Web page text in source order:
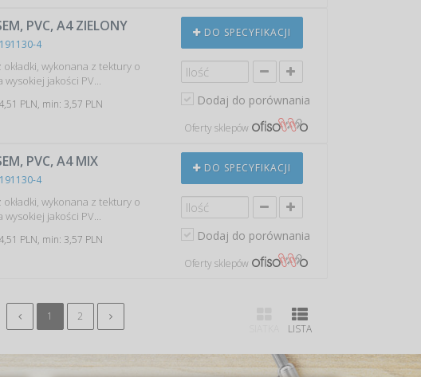
PVC, A4 ZIELONY
4
wykonana z tektury o
jakości PV...
PLN, min: 3,57 PLN
DO SPECYFIKACJI
Dodaj do porównania
Oferty sklepów
PVC, A4 MIX
4
wykonana z tektury o
jakości PV...
PLN, min: 3,57 PLN
DO SPECYFIKACJI
Dodaj do porównania
Oferty sklepów
1
2
LISTA